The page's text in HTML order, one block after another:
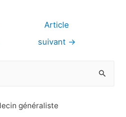
Article
suivant →